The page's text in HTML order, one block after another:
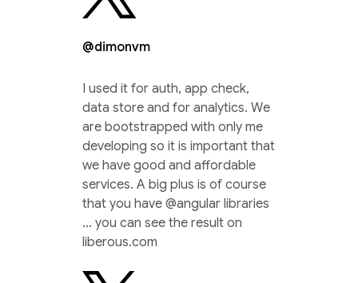
@dimonvm
I used it for auth, app check,
data store and for analytics. We
are bootstrapped with only me
developing so it is important that
we have good and affordable
services. A big plus is of course
that you have @angular libraries
… you can see the result on
liberous.com